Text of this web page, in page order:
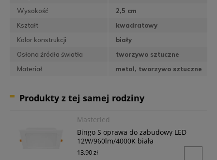
Wysokość
2,5 cm
Kształt
kwadratowy
Kolor konstrukcji
biały
Osłona źródła światła
tworzywo sztuczne
Materiał
metal, tworzywo sztuczne
Produkty z tej samej rodziny
Masterled
Bingo S oprawa do zabudowy LED
12W/960lm/4000K biała
13,90 zł